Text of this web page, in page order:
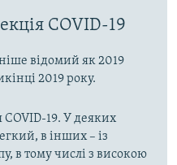
COVID-19
відомий як 2019
2019 року.
19. У деяких
в інших – із
в тому числі з високою